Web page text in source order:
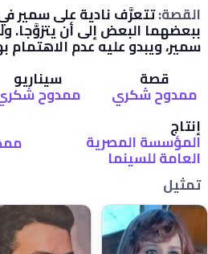
القصة:تتعرَّف نادية على سمير
ببعضهما البعض إلى أن يتزوَّجا.
سمير، ويبدو عليه عدم الاهتمام
قصة
ممدوح شكري
سيناريو
ممدوح
إنتاج
المؤسسة المصرية
العامة للسينما
تمثيل